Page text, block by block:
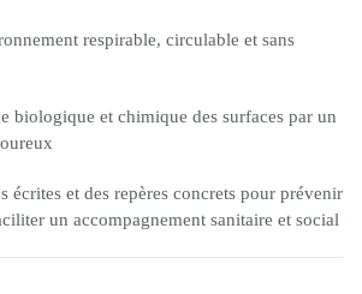
respirable, circulable et sans
biologique et chimique des surfaces par un
écrites et des repères concrets pour prévenir
un accompagnement sanitaire et social